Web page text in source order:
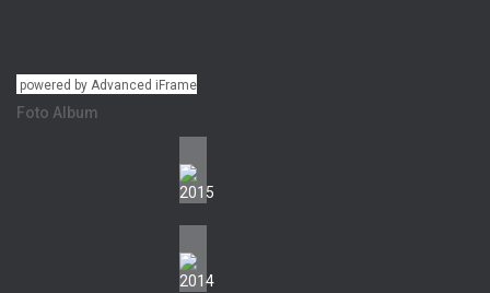
powered by Advanced iFrame
Foto Album